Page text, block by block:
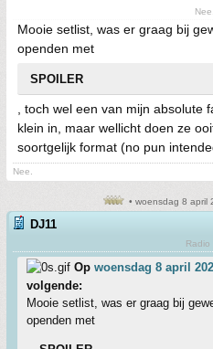
Nee.
Mooie setlist, was er graag bij
openden met
SPOILER
, toch wel een van mijn
klein in, maar wellicht doen ze
soortgelijk format (no pun
Nee.
• woensdag 8 april
DJ11
Radio
Op woensdag 8 april
volgende:
Mooie setlist, was er graag bij
openden met